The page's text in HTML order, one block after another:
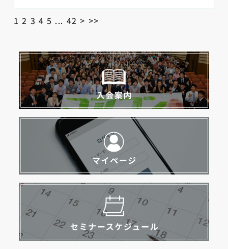
1 2 3 4 5 ... 42 > >>